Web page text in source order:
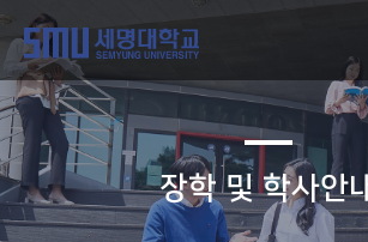
장학 및 학사안